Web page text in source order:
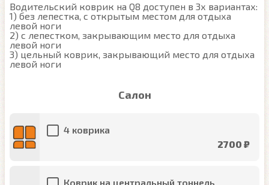
Водительский коврик на Q8 доступен в 3х вариантах:
1) без лепестка, с открытым местом для отдыха
левой ноги
2) с лепестком, закрывающим место для отдыха
левой ноги
3) цельный коврик, закрывающий место для отдыха
левой ноги
Салон
4 коврика
2700 ₽
Коврик на центральный тоннель